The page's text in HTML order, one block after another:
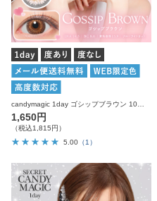
1,650円
（税込1,815円）
5.00 （1）